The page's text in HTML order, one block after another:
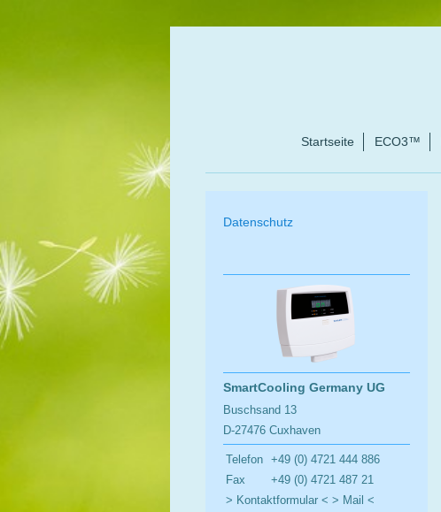
Startseite ECO3™
Datenschutz
SmartCooling Germany UG
Buschsand 13
D-27476 Cuxhaven
Telefon +49 (0) 4721 444 886
Fax
+49 (0) 4721 487 21
> Kontaktformular < > Mail <